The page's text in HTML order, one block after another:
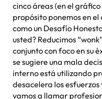
cinco áreas (en el
propósito ponemos en
como un Desafío
usted? Reducimos
conjunto con foco en su
se sugiere una mala
interno está utilizando
desacelera los
vamos a llamar